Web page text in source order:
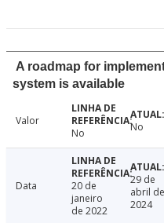
A roadmap for
system is available
Valor
No
No
Data
20 de
janeiro
de 2022
29 de
abril de
2024